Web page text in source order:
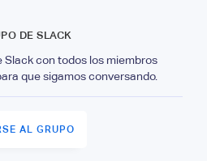
DE SLACK
Slack con todos los miembros
que sigamos conversando.
AL GRUPO